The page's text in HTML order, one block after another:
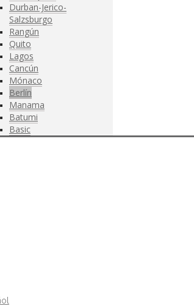
Durban-Jerico-
Salzsburgo
Rangún
Quito
Lagos
Cancún
Mónaco
Berlín
Manama
Batumi
Basic